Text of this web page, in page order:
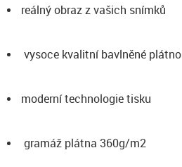
reálný obraz z vašich snímků
vysoce kvalitní bavlněné plátno
moderní technologie tisku
gramáž plátna 360g/m2